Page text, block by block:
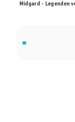
Midgard - Legenden